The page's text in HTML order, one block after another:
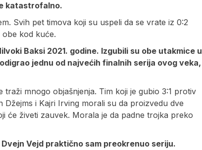
katastrofalno.
Svih pet timova koji su uspeli da se vrate iz 0:2
obe kod kuće.
Baksi 2021. godine. Izgubili su obe utakmice u
jednu od najvećih finalnih serija ovog veka,
mnogo objašnjenja. Tim koji je gubio 3:1 protiv
i Kajri Irving morali su da proizvedu dve
će živeti zauvek. Morala je da padne trojka preko
Vejd praktično sam preokrenuo seriju.